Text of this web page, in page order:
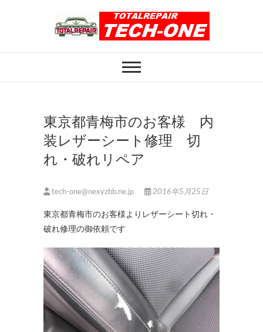
ホイール修理のト
ータルリペアテッ
クワン
東京都青梅市のお客様 内
装レザーシート修理 切
れ・破れリペア
tech-one@nexyzbb.ne.jp 2016年5月25日
東京都青梅市のお客様よりレザーシート切れ・
破れ修理の御依頼です